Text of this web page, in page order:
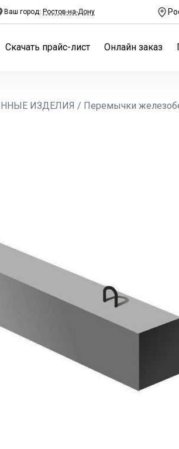
Ваш город: Ростов-на-Дону
Скачать прайс-лист Онлайн заказ
ИЗДЕЛИЯ / Перемычки